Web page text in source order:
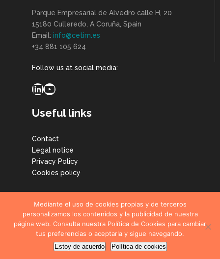
Parque Empresarial de Alvedro calle H, 20
15180 Culleredo, A Coruña, Spain
Email: info@cetim.es
+34 881 105 624
Follow us at social media:
LinkedIn
YouTube
Useful links
Contact
Legal notice
Privacy Policy
Cookies policy
© CETIM Technological Centre, all rights reserved. 2026
Mediante el uso de cookies propias y de terceros
personalizamos los contenidos y la publicidad de nuestra
página web. Consulta nuestra Política de Cookies para cambiar
tus preferencias o aceptarla y sigue navegando.
Estoy de acuerdo Política de cookies